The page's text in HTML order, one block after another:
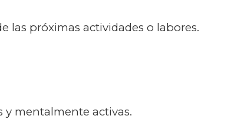
las próximas actividades o labores.
y mentalmente activas.